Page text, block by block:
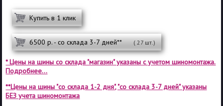
Купить в 1 клик
6500 р. - со склада 3-7 дней** ( 27 шт.)
* Цены на шины со склада "магазин" указаны с учетом шиномонтажа.
Подробнее...
**Цены на шины "со склада 1-2 дня", "со склада 3-7 дней" указаны
БЕЗ учета шиномонтажа